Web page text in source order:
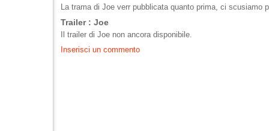
La trama di Joe verr pubblicata quanto prima, ci scusiamo
Trailer : Joe
Il trailer di Joe non ancora disponibile.
Inserisci un commento